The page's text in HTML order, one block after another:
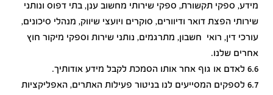
מידע, ספקי תקשורת, ספקי שירותי מחשוב ענן, בתי דפוס ונותני
שירותי הפצת דואר ודיוורים, סוקרים ויועצי שיווק, מנהלי סיכונים,
עורכי דין, רואי חשבון, מתרגמים, נותני שירות וספקי מיקור חוץ
אחרים שלנו.
6.6 לאדם או גוף אחר אותו הסמכת לקבל מידע אודותיך.
6.7 לספקים המסייעים לנו בניטור פעילות האתרים, האפליקציות